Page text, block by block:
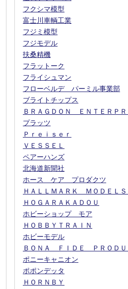
フクシマ模型
富士川車輌工業
フジミ模型
フジモデル
扶桑精機
フラットーク
フライシュマン
フローベルデ パーミル事業部
ブライトチップス
ＢＲＡＧＤＯＮ ＥＮＴＥＲＰＲ
プラッツ
Ｐｒｅｉｓｅｒ
ＶＥＳＳＥＬ
ペアーハンズ
北海道新聞社
ホース ケア プロダクツ
ＨＡＬＬＭＡＲＫ ＭＯＤＥＬ
ＨＯＧＡＲＡＫＡＤＯＵ
ホビーショップ モア
ＨＯＢＢＹＴＲＡＩＮ
ホビーモデル
ＢＯＮＡ ＦＩＤＥ ＰＲＯＤＵ
ポニーキャニオン
ポポンデッタ
ＨＯＲＮＢＹ